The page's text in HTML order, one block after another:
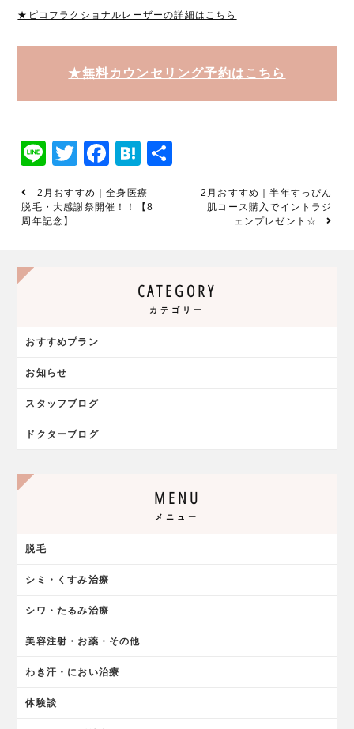
★ピコフラクショナルレーザーの詳細はこちら
★無料カウンセリング予約はこちら
LineTwitter
Facebook
Hatena
2月おすすめ｜全身医療
脱毛・大感謝祭開催！！【8
周年記念】
2月おすすめ｜半年すっぴん
肌コース購入でイントラジ
ェンプレゼント☆
CATEGORY
カテゴリー
おすすめプラン
お知らせ
スタッフブログ
ドクターブログ
MENU
メニュー
脱毛
シミ・くすみ治療
シワ・たるみ治療
美容注射・お薬・その他
わき汗・におい治療
体験談